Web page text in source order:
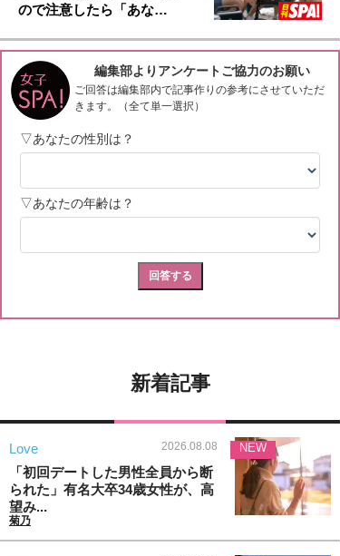
ので注意したら「あな…
新着記事
Love 2026.08.08
「初回デートした男性全員から断
られた」有名大卒34歳女性が、高
望み...
菊乃
NEW